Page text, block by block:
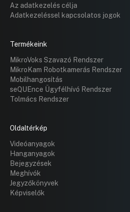
Az adatkezelés célja
Adatkezeléssel kapcsolatos jogok
Termékeink
MikroVoks Szavazó Rendszer
MikroKam Robotkamerás Rendszer
Mobilhangosítás
seQUEnce Ügyfélhívó Rendszer
Tolmács Rendszer
Oldaltérkép
Videóanyagok
Hanganyagok
Bejegyzések
Meghívók
Jegyzőkönyvek
Képviselők